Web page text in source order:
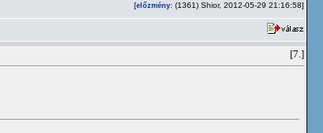
[előzmény: (1361) Shior, 2012-05-29 21:16:58]
[7.]